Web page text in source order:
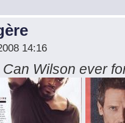
14:16
Can Wilson ever